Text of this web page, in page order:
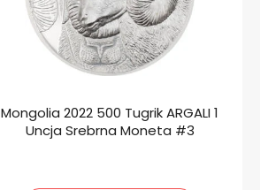
Mongolia 2022 500 Tugrik ARGALI 1
Uncja Srebrna Moneta #3